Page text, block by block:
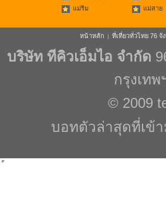
แม่ริม
แม่สาย
หน้าหลัก | ที่เที่ยวทั่วไทย 76 จั
บริษัท ทีคิวเอ็มไอ จำกัด
กรุงเท
© 2009
บอทตัวล่าสุดที่เข้า